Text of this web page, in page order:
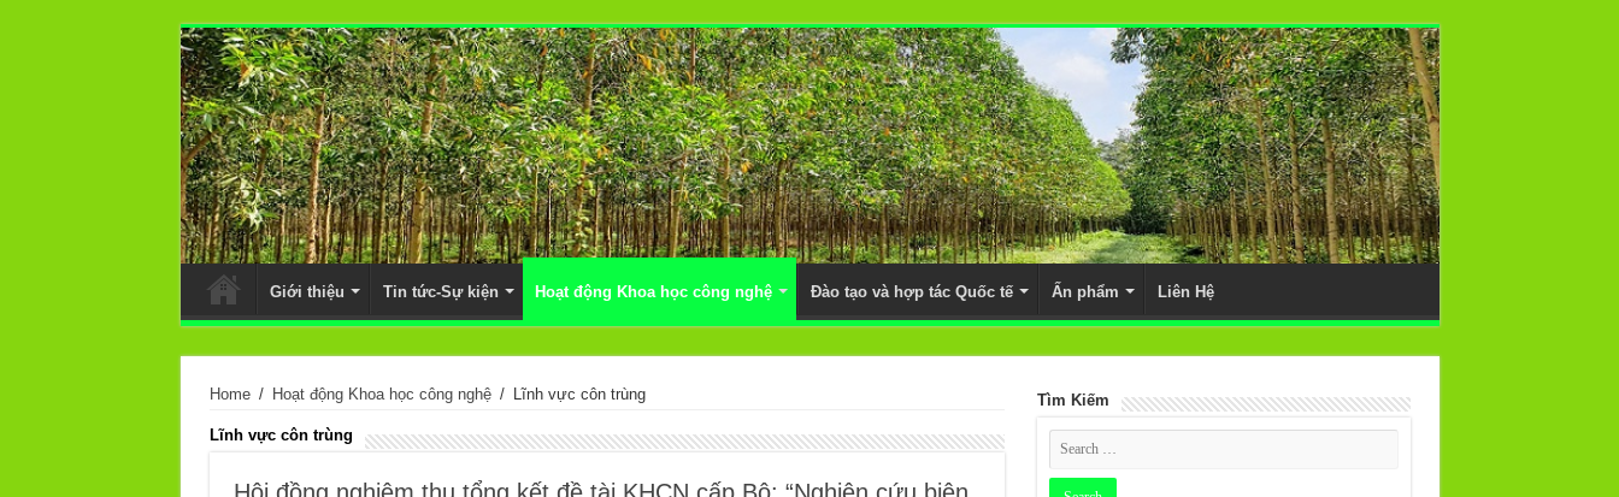
Giới thiệu Tin tức-Sự kiện Hoạt động Khoa học công nghệ Đào tạo và hợp tác Quốc tế Ấn phẩm Liên Hệ
Home / Hoạt động Khoa học công nghệ / Lĩnh vực côn trùng
Lĩnh vực côn trùng
Tìm Kiếm